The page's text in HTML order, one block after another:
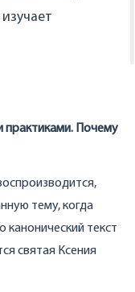
практиками. Почему
тему, когда
текст
святая Ксения